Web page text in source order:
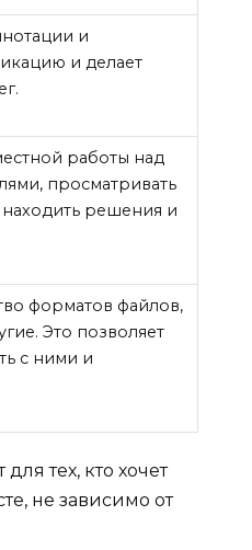
и
и делает
работы над
просматривать
решения и
форматов файлов,
Это позволяет
с ними и
тех, кто хочет
не зависимо от